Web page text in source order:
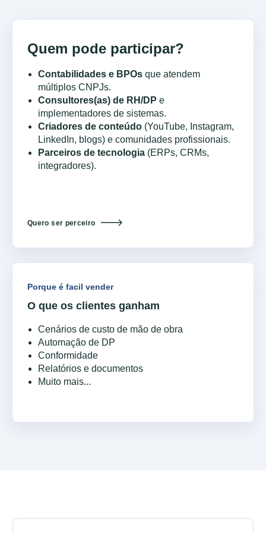
Quem pode participar?
Contabilidades e BPOsque atendem
múltiplos CNPJs.
Consultores(as) de RH/DP e
implementadores de sistemas.
Criadores de conteúdo(YouTube, Instagram,
LinkedIn, blogs) e comunidades profissionais.
Parceiros de tecnologia(ERPs, CRMs,
integradores).
Quero ser perceiro
Porque é facil vender
O que os clientes ganham
Cenários de custo de mão de obra
Automação de DP
Conformidade
Relatórios e documentos
Muito mais...